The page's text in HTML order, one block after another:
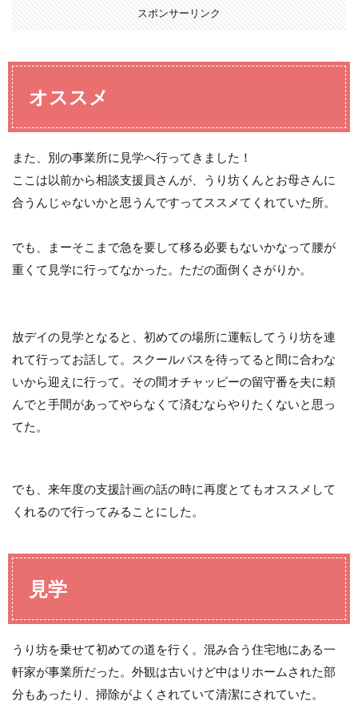
スポンサーリンク
オススメ
また、別の事業所に見学へ行ってきました！
ここは以前から相談支援員さんが、うり坊くんとお母さんに
合うんじゃないかと思うんですってススメてくれていた所。
でも、まーそこまで急を要して移る必要もないかなって腰が
重くて見学に行ってなかった。ただの面倒くさがりか。
放デイの見学となると、初めての場所に運転してうり坊を連
れて行ってお話して。スクールバスを待ってると間に合わな
いから迎えに行って。その間オチャッピーの留守番を夫に頼
んでと手間があってやらなくて済むならやりたくないと思っ
てた。
でも、来年度の支援計画の話の時に再度とてもオススメして
くれるので行ってみることにした。
見学
うり坊を乗せて初めての道を行く。混み合う住宅地にある一
軒家が事業所だった。外観は古いけど中はリホームされた部
分もあったり、掃除がよくされていて清潔にされていた。